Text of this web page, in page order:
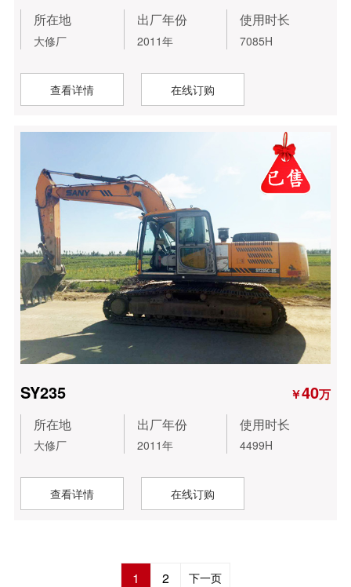
所在地
大修厂
出厂年份
2011年
使用时长
7085H
查看详情 在线订购
SY235 ￥40万
所在地
大修厂
出厂年份
2011年
使用时长
4499H
查看详情 在线订购
1 2 下一页